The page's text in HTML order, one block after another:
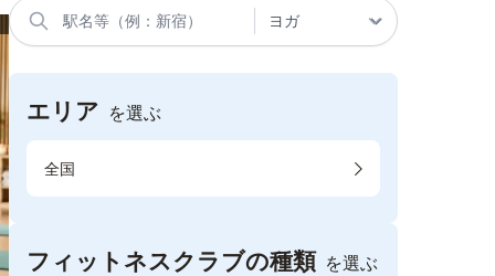
エリア を選ぶ
全国
フィットネスクラブの種類 を選ぶ